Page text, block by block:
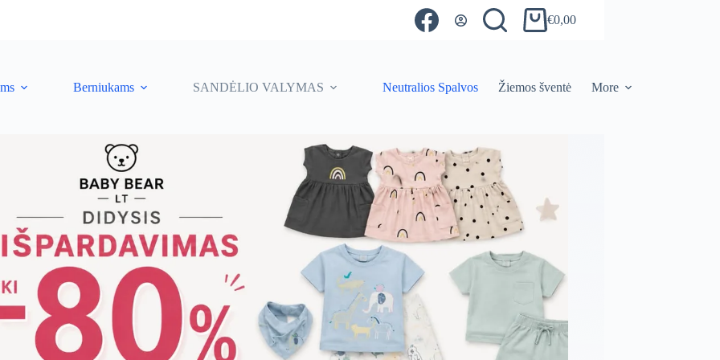
Shopping
€0,00
Berniukams SANDĖLIO VALYMAS Neutralios Spalvos Žiemos šventė More